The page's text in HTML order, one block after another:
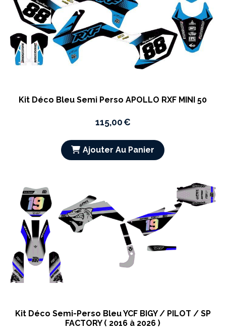
Kit Déco Bleu Semi Perso APOLLO RXF MINI 50
115,00€
Ajouter Au Panier
Kit Déco Semi-Perso Bleu YCF BIGY / PILOT / SP
FACTORY ( 2016 à 2026 )